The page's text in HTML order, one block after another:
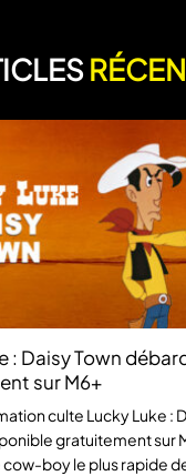
: Daisy Town
sur M6+
culte Lucky Luke :
gratuitement sur
cow-boy le plus rapide